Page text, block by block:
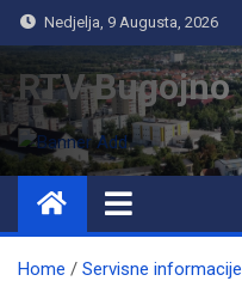
Nedjelja, 9 Augusta, 2026
RTV Bugojno
Home
Servisne informacije